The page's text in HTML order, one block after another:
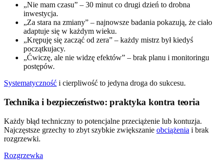
„Nie mam czasu” – 30 minut co drugi dzień to drobna
inwestycja.
„Za stara na zmiany” – najnowsze badania pokazują, że ciało
adaptuje się w każdym wieku.
„Krępuję się zacząć od zera” – każdy mistrz był kiedyś
początkujacy.
„Ćwiczę, ale nie widzę efektów” – brak planu i monitoringu
postępów.
Systematyczność i cierpliwość to jedyna droga do sukcesu.
Technika i bezpieczeństwo: praktyka kontra teoria
Każdy błąd techniczny to potencjalne przeciążenie lub kontuzja.
Najczęstsze grzechy to zbyt szybkie zwiększanie obciążenia i brak
rozgrzewki.
Rozgrzewka